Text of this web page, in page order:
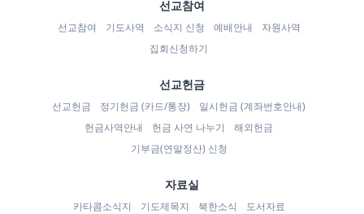
선교참여
선교참여 기도사역 소식지 신청 예배안내
자원사역
집회신청하기
선교헌금
선교헌금 정기헌금 (카드/통장)
일시헌금 (계좌번호안내)
헌금사역안내
헌금 사연 나누기
해외헌금
기부금(연말정산) 신청
자료실
카타콤소식지 기도제목지 북한소식
도서자료